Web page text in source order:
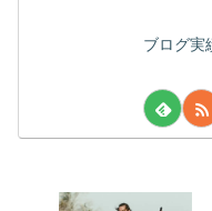
ブログ実